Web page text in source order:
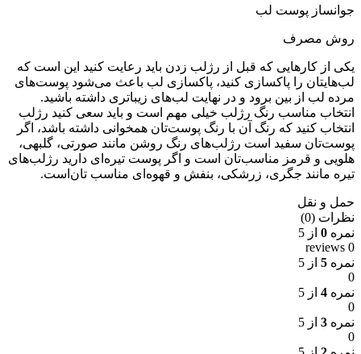
جوانساز پوست لب
روش مصرف
یکی از کارهایی که قبل از رژلب زدن باید رعایت کنید این است که
لب‌هایتان را پاکسازی کنید، پاکسازی لب باعث می‌شود پوست‌های
مرده لب از بین برود و در نهایت لب‌های زیباتری داشته باشید.
انتخاب مناسب رنگ رژلب خیلی مهم است و باید سعی کنید رژلب
انتخاب کنید که رنگ آن با رنگ پوست‌تان همخوانی داشته باشد، اگر
پوست‌تان سفید است رژلب‌های رنگ روشن مانند صورتی، گلبهی،
هلویی و قرمز مناسب‌تان است و اگر پوست تیره‌ای دارید رژلب‌های
تیره مانند جگری، زرشکی، بنفش و قهوه‌ای مناسب تان‌است.
حمل و نقل
نظرات (0)
نمره 0 از 5
0 reviews
نمره 5 از 5
0
نمره 4 از 5
0
نمره 3 از 5
0